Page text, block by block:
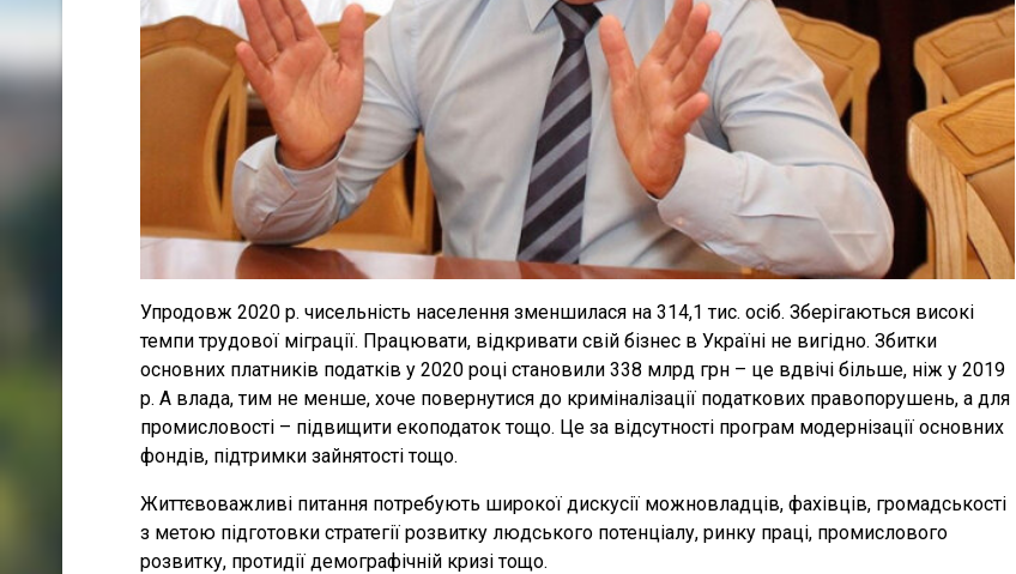
Упродовж 2020 р. чисельність населення зменшилася на 314,1 тис. осіб. Зберігаються високі
темпи трудової міграції. Працювати, відкривати свій бізнес в Україні не вигідно. Збитки
основних платників податків у 2020 році становили 338 млрд грн – це вдвічі більше, ніж у 2019
р. А влада, тим не менше, хоче повернутися до криміналізації податкових правопорушень, а для
промисловості – підвищити екоподаток тощо. Це за відсутності програм модернізації основних
фондів, підтримки зайнятості тощо.
Життєвоважливі питання потребують широкої дискусії можновладців, фахівців, громадськості
з метою підготовки стратегії розвитку людського потенціалу, ринку праці, промислового
розвитку, протидії демографічній кризі тощо.